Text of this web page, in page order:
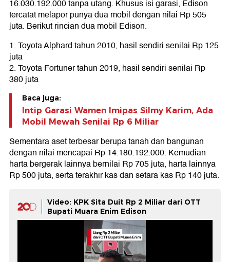
16.030.192.000 tanpa utang. Khusus isi garasi, Edison
tercatat melapor punya dua mobil dengan nilai Rp 505
juta. Berikut rincian dua mobil Edison.
1. Toyota Alphard tahun 2010, hasil sendiri senilai Rp 125
juta
2. Toyota Fortuner tahun 2019, hasil sendiri senilai Rp
380 juta
Baca juga:
Intip Garasi Wamen Imipas Silmy Karim, Ada
Mobil Mewah Senilai Rp 6 Miliar
Sementara aset terbesar berupa tanah dan bangunan
dengan nilai mencapai Rp 14.180.192.000. Kemudian
harta bergerak lainnya bernilai Rp 705 juta, harta lainnya
Rp 500 juta, serta terakhir kas dan setara kas Rp 140 juta.
Video: KPK Sita Duit Rp 2 Miliar dari OTT
Bupati Muara Enim Edison